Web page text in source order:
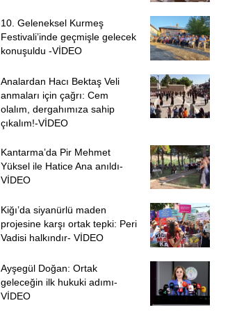
10. Geleneksel Kurmeş
Festivali’inde geçmişle gelecek
konuşuldu -VİDEO
Analardan Hacı Bektaş Veli
anmaları için çağrı: Cem
olalım, dergahımıza sahip
çıkalım!-VİDEO
Kantarma’da Pir Mehmet
Yüksel ile Hatice Ana anıldı-
VİDEO
Kiğı’da siyanürlü maden
projesine karşı ortak tepki: Peri
Vadisi halkındır- VİDEO
Ayşegül Doğan: Ortak
geleceğin ilk hukuki adımı-
VİDEO